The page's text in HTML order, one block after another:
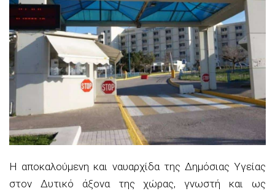
Η αποκαλούμενη και ναυαρχίδα της Δημόσιας Υγείας
στον Δυτικό άξονα της χώρας, γνωστή και ως